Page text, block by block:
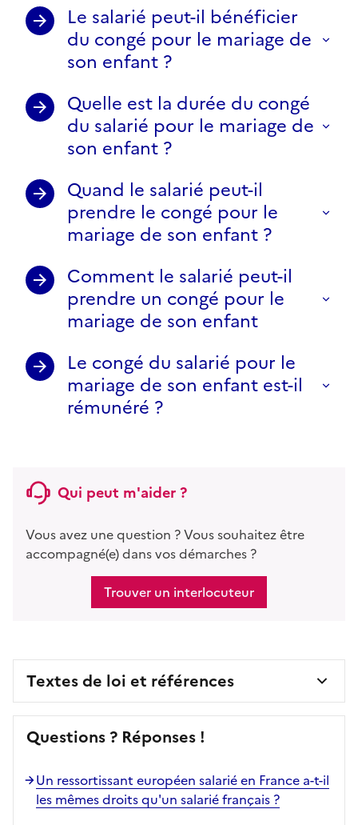
Le salarié peut-il bénéficier
du congé pour le mariage de
son enfant ?
Quelle est la durée du congé
du salarié pour le mariage de
son enfant ?
Quand le salarié peut-il
prendre le congé pour le
mariage de son enfant ?
Comment le salarié peut-il
prendre un congé pour le
mariage de son enfant
Le congé du salarié pour le
mariage de son enfant est-il
rémunéré ?
Qui peut m'aider ?
Vous avez une question ? Vous souhaitez être
accompagné(e) dans vos démarches ?
Trouver un interlocuteur
Textes de loi et références
Questions ? Réponses !
Un ressortissant européen salarié en France a-t-il
les mêmes droits qu'un salarié français ?